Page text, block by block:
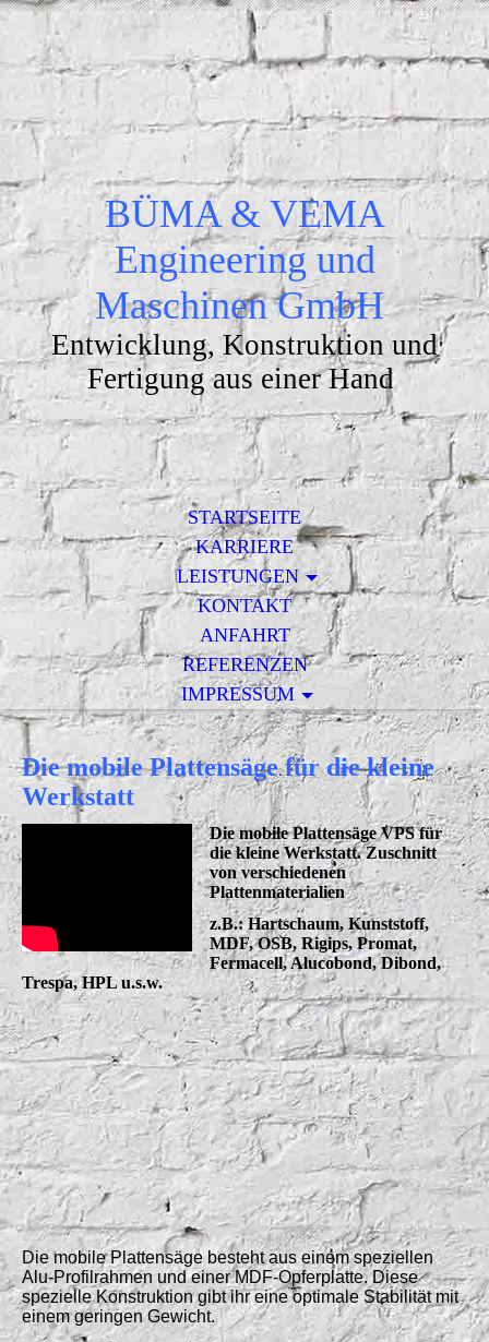
BÜMA & VEMA
Engineering und
Maschinen GmbH
Entwicklung, Konstruktion und
Fertigung aus einer Hand
STARTSEITE
KARRIERE
LEISTUNGEN
KONTAKT
ANFAHRT
REFERENZEN
IMPRESSUM
Die mobile Plattensäge für die kleine
Werkstatt
Die mobile Plattensäge VPS für
die kleine Werkstatt. Zuschnitt
von verschiedenen
Plattenmaterialien
z.B.: Hartschaum, Kunststoff,
MDF, OSB, Rigips, Promat,
Fermacell, Alucobond, Dibond,
Trespa, HPL u.s.w.
Die mobile Plattensäge besteht aus einem speziellen
Alu-Profilrahmen und einer MDF-Opferplatte. Diese
spezielle Konstruktion gibt ihr eine optimale Stabilität mit
einem geringen Gewicht.